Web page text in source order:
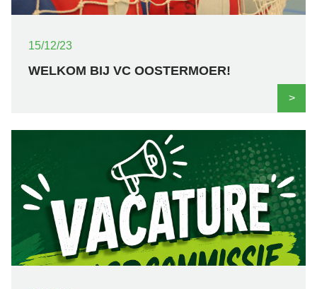
15/12/23
WELKOM BIJ VC OOSTERMOER!
>